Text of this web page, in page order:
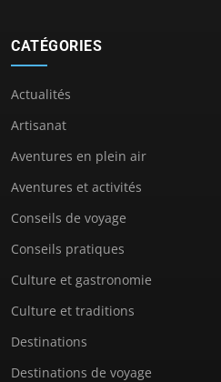
CATÉGORIES
Actualités
Artisanat
Aventures en plein air
Aventures et activités
Conseils de voyage
Conseils pratiques
Culture et gastronomie
Culture et traditions
Destinations
Destinations de voyage